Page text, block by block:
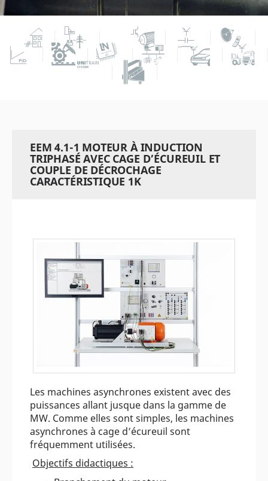
EEM 4.1-1 MOTEUR À INDUCTION
TRIPHASÉ AVEC CAGE D’ÉCUREUIL ET
COUPLE DE DÉCROCHAGE
CARACTÉRISTIQUE 1K
Les machines asynchrones existent avec des
puissances allant jusque dans la gamme de
MW. Comme elles sont simples, les machines
asynchrones à cage d’écureuil sont
fréquemment utilisées.
Objectifs didactiques :